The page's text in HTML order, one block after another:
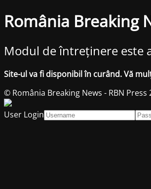
România Breaking
Modul de întreținere este
Site-ul va fi disponibil în curând. Vă
© România Breaking News - RBN Press
User Login